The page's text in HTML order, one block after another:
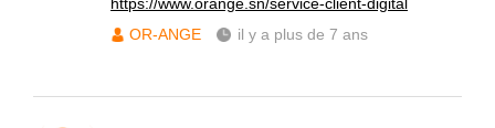
OR-ANGE
il y a plus de 7 ans